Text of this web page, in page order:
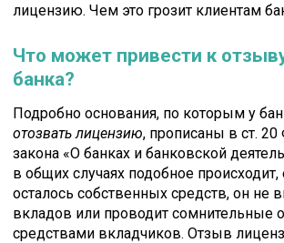
лицензию. Чем это грозит клиентам
Что может привести к
банка?
Подробно основания, по которым у
отозвать лицензию, прописаны в ст.
закона «О банках и банковской
в общих случаях подобное происходит,
осталось собственных средств, он не
вкладов или проводит сомнительные
средствами вкладчиков. Отзыв